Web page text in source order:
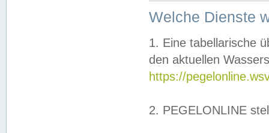
Welche Dienste
1. Eine tabellarische
den aktuellen
https://
2. PEGELONLINE